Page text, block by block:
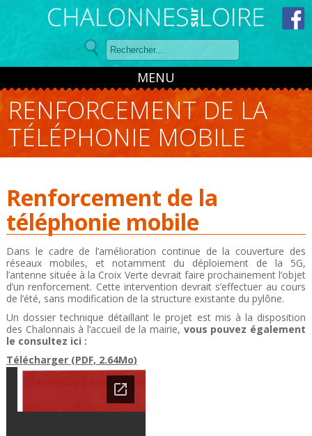
Panneau de gestion des cookies
MENU
RENFORCEMENT DE LA
TÉLÉPHONIE MOBILE
Renforcement de la
téléphonie mobile
Dans le cadre de l’amélioration continue de la couverture des
réseaux mobiles, et notamment du déploiement de la 5G,
l’antenne située à la Croix Verte devrait faire prochainement l’objet
d’un renforcement. Cette intervention devrait s’effectuer au cours
de l’été, sans modification de la structure existante du pylône.
Un dossier technique détaillant le projet est mis à la disposition
des Chalonnais à l’accueil de la mairie, vous pouvez également
le consultez ici :
Télécharger (PDF, 2.64Mo)